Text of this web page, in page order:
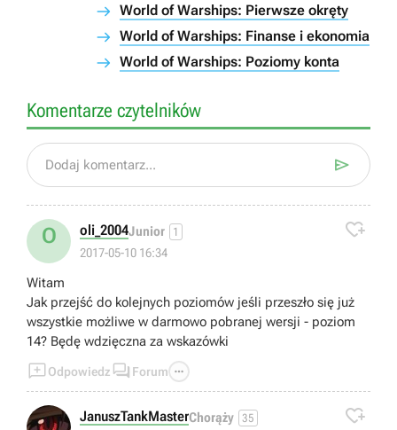
World of Warships: Pierwsze okręty
World of Warships: Finanse i ekonomia
World of Warships: Poziomy konta
Komentarze czytelników
Dodaj komentarz... 
O oli_2004Junior 1
2017-05-10 16:34

Witam
Jak przejść do kolejnych poziomów jeśli przeszło się już
wszystkie możliwe w darmowo pobranej wersji - poziom
14? Będę wdzięczna za wskazówki
Odpowiedz  Forum 
JanuszTankMasterChorąży 35 